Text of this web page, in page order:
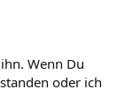
Wenn Du
oder ich